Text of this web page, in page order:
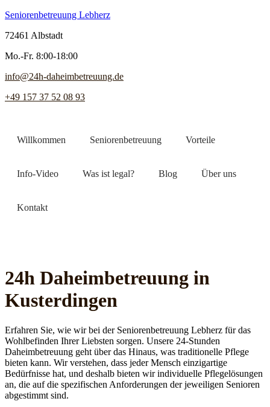
Seniorenbetreuung Lebherz
72461 Albstadt
Mo.-Fr. 8:00-18:00
info@24h-daheimbetreuung.de
+49 157 37 52 08 93
Willkommen Seniorenbetreuung Vorteile
Info-Video Was ist legal? Blog Über uns
Kontakt
24h Daheim­betreuung in
Kusterdingen
Erfahren Sie, wie wir bei der Seniorenbetreuung Lebherz für das
Wohlbefinden Ihrer Liebsten sorgen. Unsere 24-Stunden
Daheimbetreuung geht über das Hinaus, was traditionelle Pflege
bieten kann. Wir verstehen, dass jeder Mensch einzigartige
Bedürfnisse hat, und deshalb bieten wir individuelle Pflegelösungen
an, die auf die spezifischen Anforderungen der jeweiligen Senioren
abgestimmt sind.